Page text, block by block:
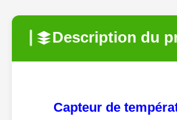
Description du
Capteur de